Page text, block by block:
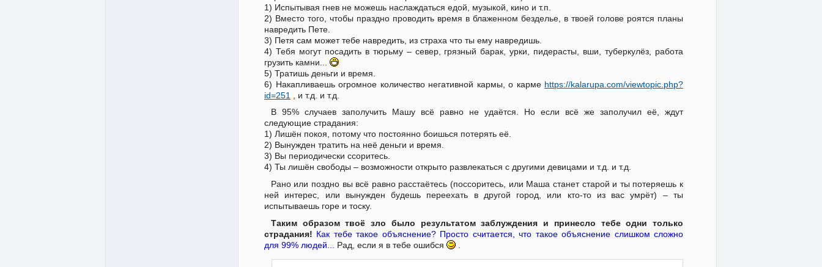
1) Испытывая гнев не можешь наслаждаться едой, музыкой, кино и т.п.
2) Вместо того, чтобы праздно проводить время в блаженном безделье, в твоей голове роятся планы
навредить Пете.
3) Петя сам может тебе навредить, из страха что ты ему навредишь.
4) Тебя могут посадить в тюрьму – север, грязный барак, урки, пидерасты, вши, туберкулёз, работа
грузить камни...
5) Тратишь деньги и время.
6) Накапливаешь огромное количество негативной кармы, о карме https://kalarupa.com/viewtopic.php?
id=251
, и т.д. и т.д.
В 95% случаев заполучить Машу всё равно не удаётся. Но если всё же заполучил её, ждут
следующие страдания:
1) Лишён покоя, потому что постоянно боишься потерять её.
2) Вынужден тратить на неё деньги и время.
3) Вы периодически ссоритесь.
4) Ты лишён свободы – возможности открыто развлекаться с другими девицами и т.д. и т.д.
Рано или поздно вы всё равно расстаётесь (поссоритесь, или Маша станет старой и ты потеряешь к
ней интерес, или вынужден будешь переехать в другой город, или кто-то из вас умрёт) – ты
испытываешь горе и тоску.
Таким образом твоё зло было результатом заблуждения и принесло тебе одни только
страдания! Как тебе такое объяснение? Просто считается, что такое объяснение слишком сложно
для 99% людей...
Рад, если я в тебе ошибся